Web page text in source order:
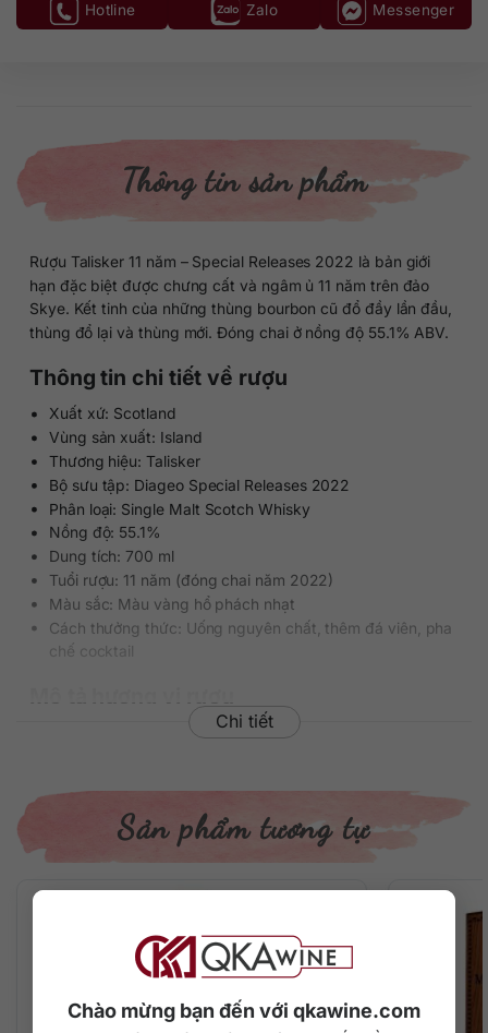
Chào mừng bạn đến với qkawine.com
Hotline Zalo Messenger
Thông tin sản phẩm
Rượu Talisker 11 năm – Special Releases 2022 là bản giới
hạn đặc biệt được chưng cất và ngâm ủ 11 năm trên đảo
Skye. Kết tinh của những thùng bourbon cũ đổ đầy lần đầu,
thùng đổ lại và thùng mới. Đóng chai ở nồng độ 55.1% ABV.
Thông tin chi tiết về rượu
Xuất xứ: Scotland
Vùng sản xuất: Island
Thương hiệu: Talisker
Bộ sưu tập: Diageo Special Releases 2022
Phân loại: Single Malt Scotch Whisky
Nồng độ: 55.1%
Dung tích: 700 ml
Tuổi rượu: 11 năm (đóng chai năm 2022)
Màu sắc: Màu vàng hổ phách nhạt
Cách thưởng thức: Uống nguyên chất, thêm đá viên, pha
chế cocktail
Mô tả hương vị rượu
– Mùi hương: Bao phủ khứu giác bởi khói, than bùn và muối
– Hương vị: Trên vòm miệng là cấu trúc đậm đà và phức tạp
với khói, than bùn, trái cây cam quýt, vani, gia vị và muối
Chi tiết
Sản phẩm tương tự